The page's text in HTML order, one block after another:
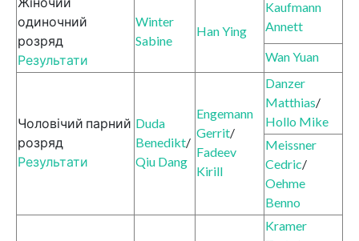
одиночний
розряд
Результати
Winter
Sabine
Han Ying
Kaufmann
Annett
Wan Yuan
Чоловічий парний
розряд
Результати
Duda
Benedikt/
Qiu Dang
Engemann
Gerrit/
Fadeev
Kirill
Danzer
Matthias/
Hollo Mike
Meissner
Cedric/
Oehme
Benno
Kramer